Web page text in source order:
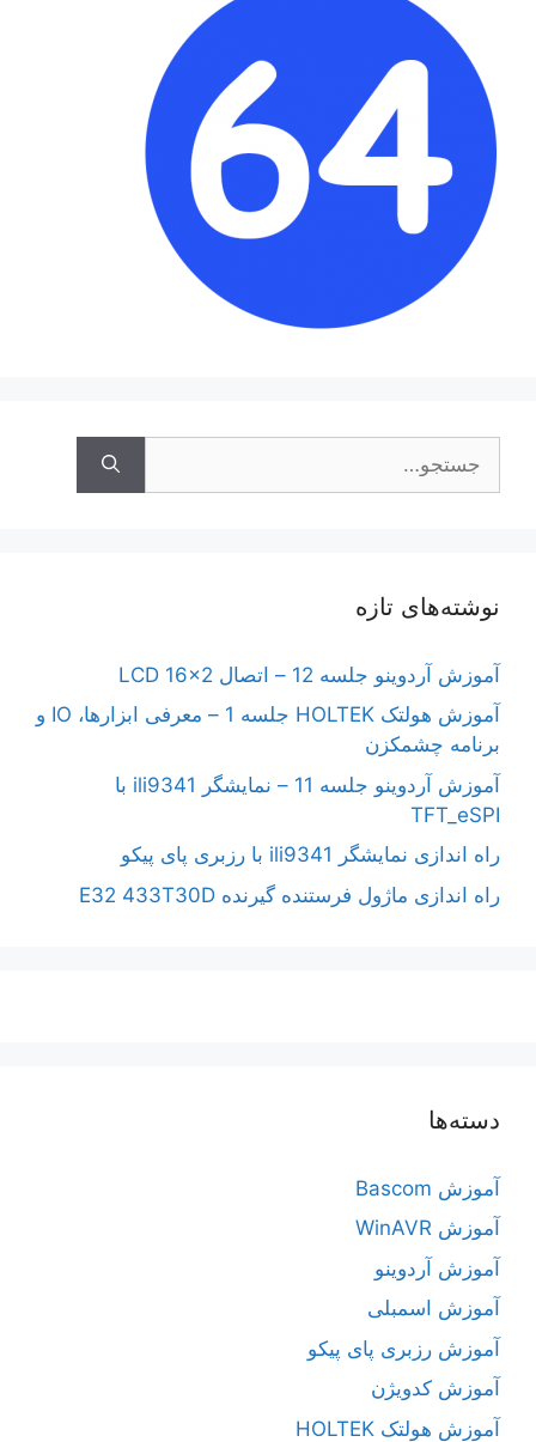
نوشته‌های تازه
آموزش آردوینو جلسه 12 – اتصال LCD 16×2
آموزش هولتک HOLTEK جلسه 1 – معرفی ابزارها، IO و
برنامه چشمکزن
آموزش آردوینو جلسه 11 – نمایشگر ili9341 با
TFT_eSPI
راه اندازی نمایشگر ili9341 با رزبری پای پیکو
راه اندازی ماژول فرستنده گیرنده E32 433T30D
دسته‌ها
آموزش Bascom
آموزش WinAVR
آموزش آردوینو
آموزش اسمبلی
آموزش رزبری پای پیکو
آموزش کدویژن
آموزش هولتک HOLTEK